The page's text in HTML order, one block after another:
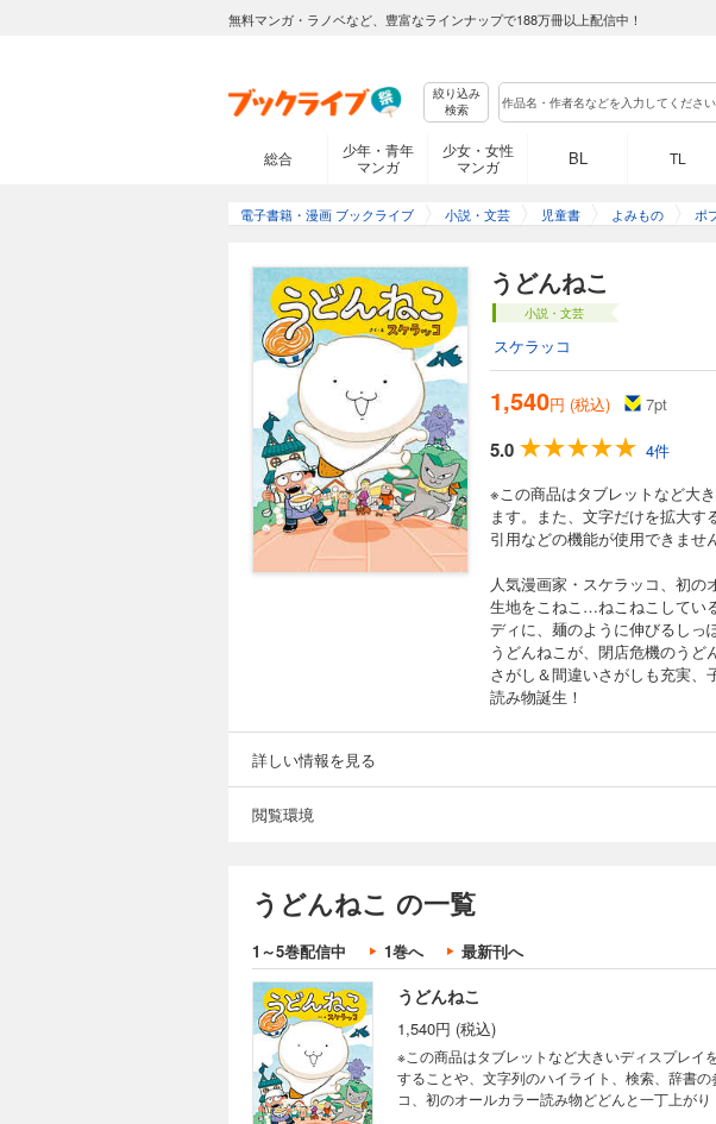
無料マンガ・ラノベなど、豊富なラインナップで188万冊以上配信中！
絞り込み
検索
総合
少年・青年
マンガ
少女・女性
マンガ
BL TL
電子書籍・漫画 ブックライブ 小説・文芸 児童書 よみもの ポ
うどんねこ
小説・文芸
スケラッコ
1,540円 (税込) 7pt
5.0
4件
※この商品はタブレットなど大
ます。また、文字だけを拡大す
引用などの機能が使用できません
人気漫画家・スケラッコ、初
生地をこねこ…ねこねこしてい
ディに、麺のように伸びるしっ
うどんねこが、閉店危機のう
さがし＆間違いさがしも充実、
読み物誕生！
詳しい情報を見る
閲覧環境
うどんねこ の一覧
1～5巻配信中 1巻へ 最新刊へ
うどんねこ
1,540円 (税込)
※この商品はタブレットなど大きいディスプレイ
することや、文字列のハイライト、検索、辞書の参照、引用
コ、初のオールカラー読み物どどんと一丁上が